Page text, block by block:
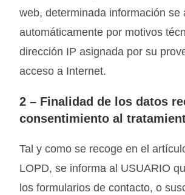
web, determinada información se
automáticamente por motivos
dirección IP asignada por su
acceso a Internet.
2 – Finalidad de los datos
consentimiento al
Tal y como se recoge en el
LOPD, se informa al USUARIO
los formularios de contacto, o